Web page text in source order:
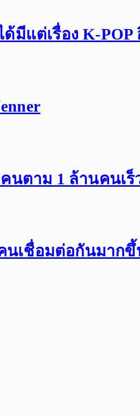
มีแต่เรื่อง K-POP
นตาม 1 ล้านคนเ
คนเชื่อมต่อกันมาก